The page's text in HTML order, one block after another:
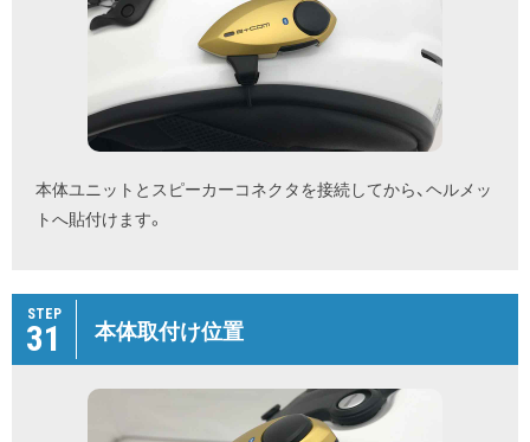
本体ユニットとスピーカーコネクタを接続してから、ヘルメッ
トへ貼付けます。
STEP
31 本体取付け位置